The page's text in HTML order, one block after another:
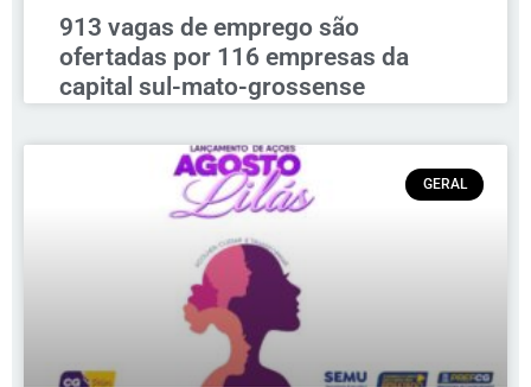
913 vagas de emprego são
ofertadas por 116 empresas da
capital sul-mato-grossense
GERAL